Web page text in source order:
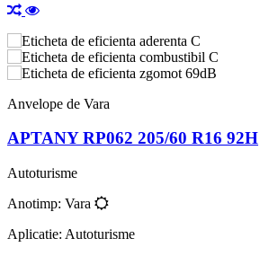
C
C
69dB
Anvelope de Vara
APTANY RP062 205/60 R16 92H
Autoturisme
Anotimp: Vara
Aplicatie: Autoturisme